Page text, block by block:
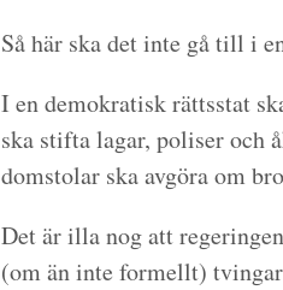
Så här ska det inte gå till i
I en demokratisk rättsstat
ska stifta lagar, poliser och
domstolar ska avgöra om
Det är illa nog att
(om än inte formellt)